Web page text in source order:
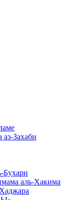
Захаби
Бухари
аль-Хакима